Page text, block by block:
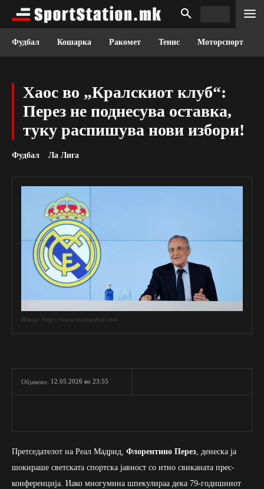
Фудбал Кошарка Ракомет Тенис Моторспорт
Хаос во „Кралскиот клуб“:
Перез не поднесува оставка,
туку распишува нови избори!
Фудбал Ла Лига
Извор: https://www.realmadrid.com
Објавено: 12.05.2026 во 23:55
Претседателот на Реал Мадрид, Флорентино Перез , денеска ја
шокираше светската спортска јавност со итно свиканата прес-
конференција. Иако многумина шпекулираа дека 79-годишниот